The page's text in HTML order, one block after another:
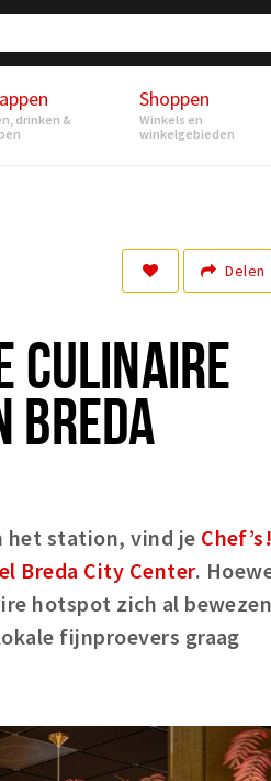
drinken &
Shoppen
Winkels en
winkelgebieden
Delen
CULINAIRE
BREDA
het station, vind je Chef’s!
Breda City Center.
hotspot zich al bewezen
fijnproevers graag